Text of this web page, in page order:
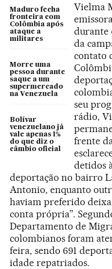
Maduro fecha
fronteira com
Colômbia após
ataque a
militares
Morre uma
pessoa durante
saque a um
supermercado
na Venezuela
Bolívar
venezuelano já
vale apenas 1%
do que diz o
câmbio oficial
Vielma
durante
da
contato
seu
rádio,
frente
detidos
deportação no bairro
Antonio, enquanto
haviam preferido
conta própria”.
Departamento de
colombianos foram
feira, sendo 691
idade repatriados.